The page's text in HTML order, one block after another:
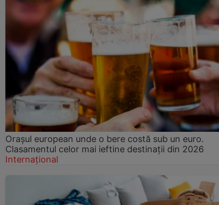
Orașul european unde o bere costă sub un euro.
Clasamentul celor mai ieftine destinații din 2026
Internațional